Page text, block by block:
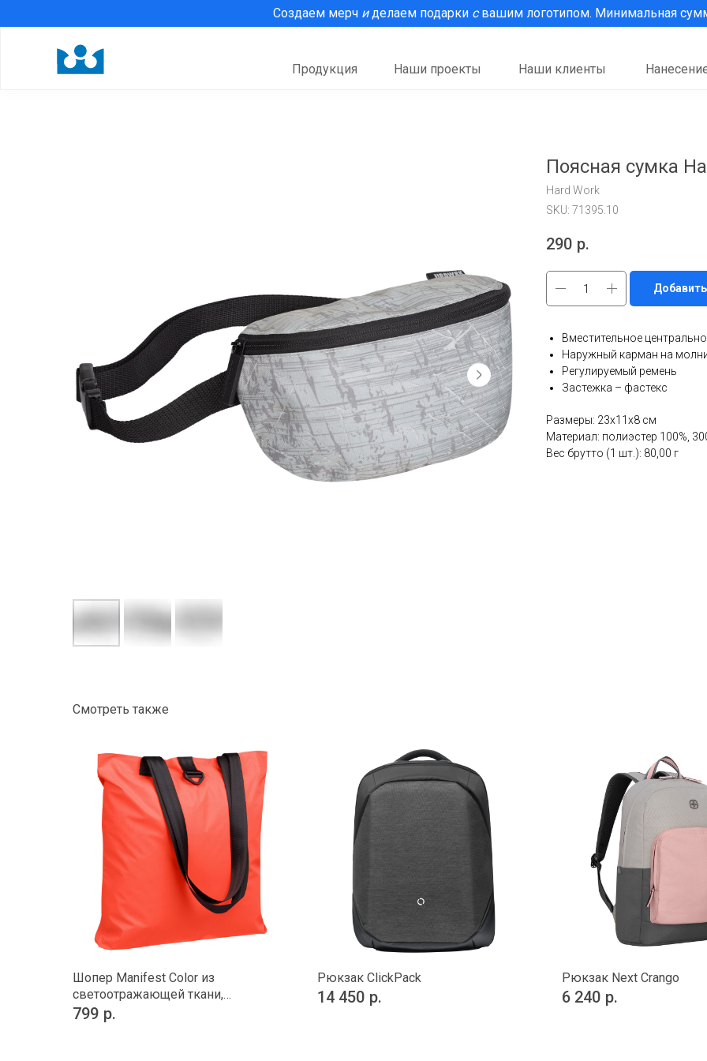
Продукция Наши клиенты
Наши проекты
Создаем мерч иделаем подарки свашим логотипом. Минимальная
Поясная сумка
Hard Work
SKU: 71395.10
290 р.
Вместительное
Наружный карман на
Регулируемый ремень
Застежка – фастекс
Размеры: 23x11х8 см
Материал: полиэстер 100%,
Вес брутто (1 шт.): 80,00 г
Смотреть также
Шопер Manifest Color из
светоотражающей ткани,
оранжевый
799 р.
Рюкзак ClickPack
14 450 р.
Рюкзак Next Crango
6 240 р.